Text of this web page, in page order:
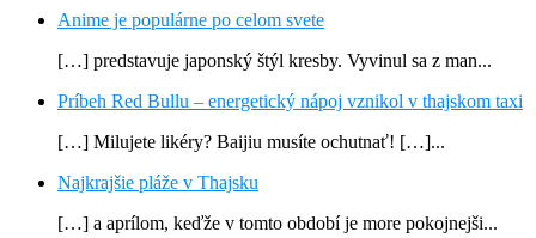
Anime je populárne po celom svete
[…] predstavuje japonský štýl kresby. Vyvinul sa z man...
Príbeh Red Bullu – energetický nápoj vznikol v thajskom taxi
[…] Milujete likéry? Baijiu musíte ochutnať! […]...
Najkrajšie pláže v Thajsku
[…] a aprílom, keďže v tomto období je more pokojnejši...